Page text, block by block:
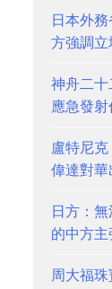
日本外
方強調
神舟二
應急發射
盧特尼
偉達對
日方：無
的中方主
周大福